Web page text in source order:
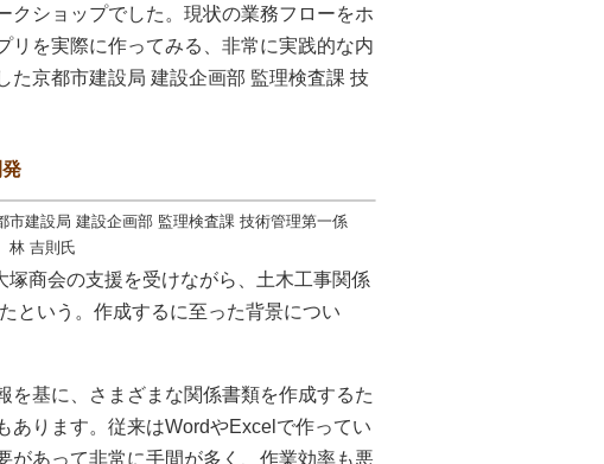
クショップでした。現状の業務フローをホ
リを実際に作ってみる、非常に実践的な内
た京都市建設局 建設企画部 監理検査課 技
市建設局 建設企画部 監理検査課 技術管理第一係
吉則氏
商会の支援を受けながら、土木工事関係
という。作成するに至った背景につい
を基に、さまざまな関係書類を作成するた
あります。従来はWordやExcelで作ってい
があって非常に手間が多く、作業効率も悪